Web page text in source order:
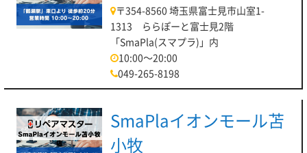
〒354-8560 埼玉県富士見市山室1-
1313 ららぽーと富士見2階
「SmaPla(スマプラ)」内
10:00～20:00
049-265-8198
SmaPlaイオンモール苫
小牧